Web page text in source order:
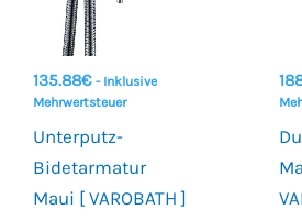
135.88€ - Inklusive
Mehrwertsteuer
Unterputz-
Bidetarmatur
Maui [ VAROBATH ]